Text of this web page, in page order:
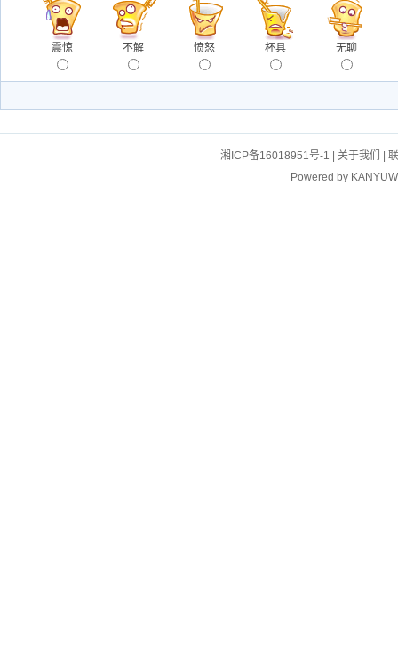
震惊 不解 愤怒 杯具 无聊
湘ICP备16018951号-1 关于我们
Powered by KANYUW